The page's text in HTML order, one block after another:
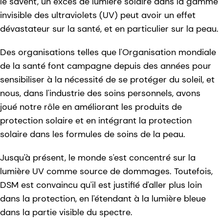
invisible des ultraviolets (UV) peut avoir un effet
dévastateur sur la santé, et en particulier sur la peau.
Des organisations telles que l'Organisation mondiale
de la santé font campagne depuis des années pour
sensibiliser à la nécessité de se protéger du soleil, et
nous, dans l'industrie des soins personnels, avons
joué notre rôle en améliorant les produits de
protection solaire et en intégrant la protection
solaire dans les formules de soins de la peau.
Jusqu'à présent, le monde s'est concentré sur la
lumière UV comme source de dommages. Toutefois,
DSM est convaincu qu'il est justifié d'aller plus loin
dans la protection, en l'étendant à la lumière bleue
dans la partie visible du spectre.